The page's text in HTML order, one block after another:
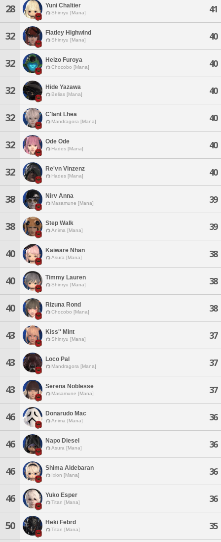
28 Yuni Chaltier
Shinryu [Mana] 41
32 Flatley Highwind
Shinryu [Mana] 40
32 Heizo Furoya
Chocobo [Mana] 40
32 Hide Yazawa
Belias [Mana] 40
32 C'lant Lhea
Mandragora [Mana] 40
32 Ode Ode
Hades [Mana] 40
32 Re'vn Vinzenz
Hades [Mana] 40
38 Nirv Anna
Masamune [Mana] 39
38 Step Walk
Anima [Mana] 39
40 Kaiware Nhan
Asura [Mana] 38
40 Timmy Lauren
Shinryu [Mana] 38
40 Rizuna Rond
Chocobo [Mana] 38
43 Kiss'' Mint
Shinryu [Mana] 37
43 Loco Pal
Mandragora [Mana] 37
43 Serena Noblesse
Masamune [Mana] 37
46 Donarudo Mac
Anima [Mana] 36
46 Napo Diesel
Asura [Mana] 36
46 Shima Aldebaran
Ixion [Mana] 36
46 Yuko Esper
Titan [Mana] 36
50 Heki Febrd
Titan [Mana] 35